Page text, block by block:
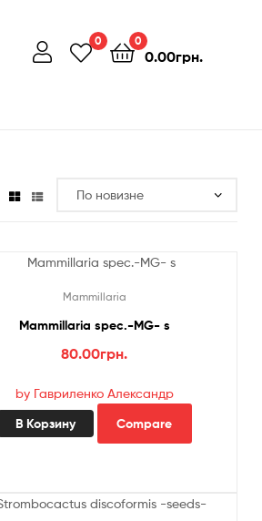
0 0
0.00грн.
Mammillaria
Mammillaria spec.-MG- s
80.00грн.
by Гавриленко Александр
В Корзину Compare